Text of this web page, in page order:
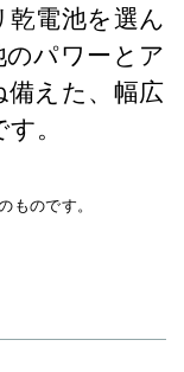
電池を選ん
パワーとア
えた、幅広
。
のです。